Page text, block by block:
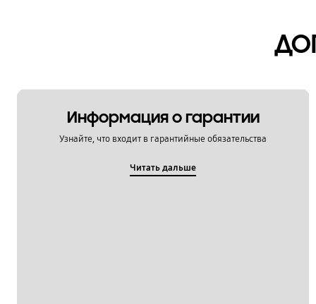
Информация о гарантии
Узнайте, что входит в гарантийные обязательства
Читать дальше